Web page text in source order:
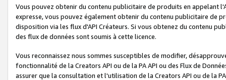
Vous pouvez obtenir du contenu publicitaire de produits en appelant
expresse, vous pouvez également obtenir du contenu publicitaire de
disposition via les flux d'API Créateurs. Si vous obtenez du contenu
des flux de données sont soumis à cette licence.
Vous reconnaissez nous sommes susceptibles de modifier,
fonctionnalité de la Creators API ou de la PA API ou des Flux de
assurer que la consultation et l'utilisation de la Creators API ou de la